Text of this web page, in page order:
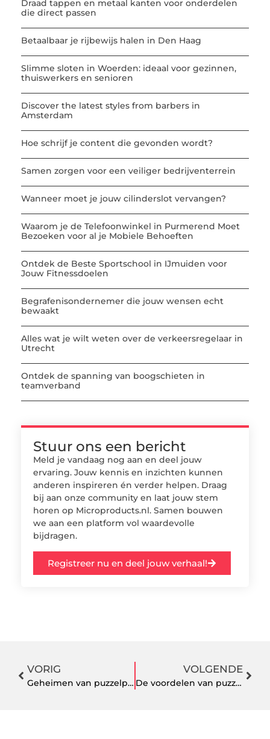
Draad tappen en metaal kanten voor onderdelen
die direct passen
Betaalbaar je rijbewijs halen in Den Haag
Slimme sloten in Woerden: ideaal voor gezinnen,
thuiswerkers en senioren
Discover the latest styles from barbers in
Amsterdam
Hoe schrijf je content die gevonden wordt?
Samen zorgen voor een veiliger bedrijventerrein
Wanneer moet je jouw cilinderslot vervangen?
Waarom je de Telefoonwinkel in Purmerend Moet
Bezoeken voor al je Mobiele Behoeften
Ontdek de Beste Sportschool in IJmuiden voor
Jouw Fitnessdoelen
Begrafenisondernemer die jouw wensen echt
bewaakt
Alles wat je wilt weten over de verkeersregelaar in
Utrecht
Ontdek de spanning van boogschieten in
teamverband
Stuur ons een bericht
Meld je vandaag nog aan en deel jouw
ervaring. Jouw kennis en inzichten kunnen
anderen inspireren én verder helpen. Draag
bij aan onze community en laat jouw stem
horen op Microproducts.nl. Samen bouwen
we aan een platform vol waardevolle
bijdragen.
Registreer nu en deel jouw verhaal!
VORIG
Geheimen van puzzelplezier onthuld: ontdek de magie van het leggen
VOLGENDE
De voordelen van puzzelen: een verrijkende hobby voor jong en oud